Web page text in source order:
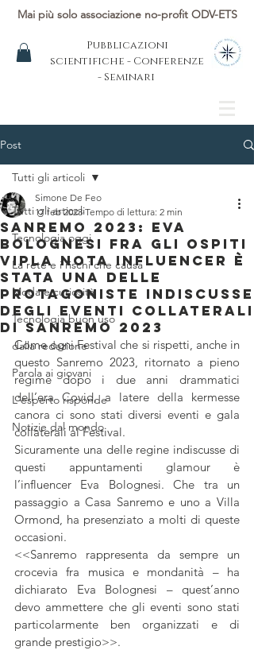
Mai più solo associazione no-profit ODV-ETS
Pubblicazioni
scientifiche - Conferenze
- Seminari
Post
Tutti gli articoli
Tecnologia oggi
La rete e i rischi che causa
Moda e curiosità
Tecnologia buon uso
dalla redazione
Parola ai giovani
L'esperto risponde
Notizie dal mondo
Tutti gli articoli
Sanremo 2023: Eva
Bolognesi fra gli ospiti
vipLa nota influencer è
stata una delle
protagoniste indiscusse
degli eventi collaterali
di Sanremo 2023
Simone De Feo
17 feb 2023 Tempo di lettura: 2 min
Come ogni Festival che si rispetti, anche in
questo Sanremo 2023, ritornato a pieno
regime dopo i due anni drammatici
dell’era Covid, a latere della kermesse
canora ci sono stati diversi eventi e gala
collaterali al Festival.
Sicuramente una delle regine indiscusse di
questi appuntamenti glamour è
l’influencer Eva Bolognesi. Che tra un
passaggio a Casa Sanremo e uno a Villa
Ormond, ha presenziato a molti di queste
occasioni.
<<Sanremo rappresenta da sempre un
crocevia fra musica e mondanità – ha
dichiarato Eva Bolognesi – quest’anno
devo ammettere che gli eventi sono stati
particolarmente ben organizzati e di
grande prestigio>>.